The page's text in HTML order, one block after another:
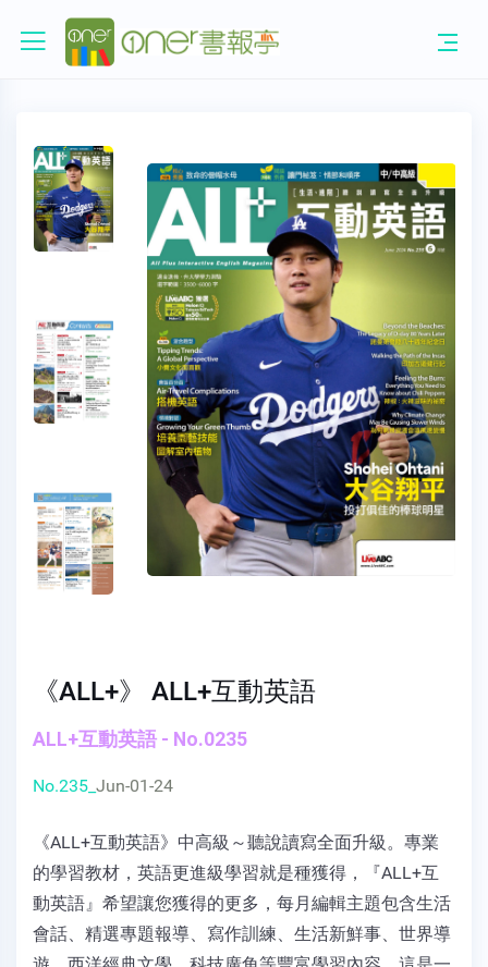
《ALL+》 ALL+互動英語
ALL+互動英語 - No.0235
No.235_ Jun-01-24
《ALL+互動英語》中高級～聽說讀寫全面升級。專業
的學習教材，英語更進級學習就是種獲得，『ALL+互
動英語』希望讓您獲得的更多，每月編輯主題包含生活
會話、精選專題報導、寫作訓練、生活新鮮事、世界導